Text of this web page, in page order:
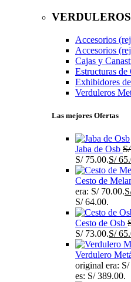
Accesorios
Accesorios
Cajas y
Estructuras de
Exhibidores
Verduleros
Las mejores Ofertas
Jaba de Osb S/
S/ 75.00.S/
Cesto de
era: S/ 70.00.
S/ 64.00.
Cesto de Osb
S/ 73.00.S/
Verdulero
original era:
es: S/ 389.00.